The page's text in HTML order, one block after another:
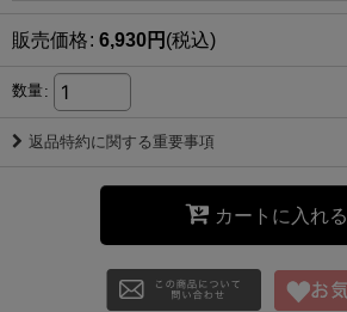
販売価格: 6,930円 (税込)
数量:
返品特約に関する重要事項
カートに入れる